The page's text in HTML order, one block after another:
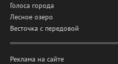
Голоса города
Лесное озеро
Весточка с передовой
Реклама на сайте